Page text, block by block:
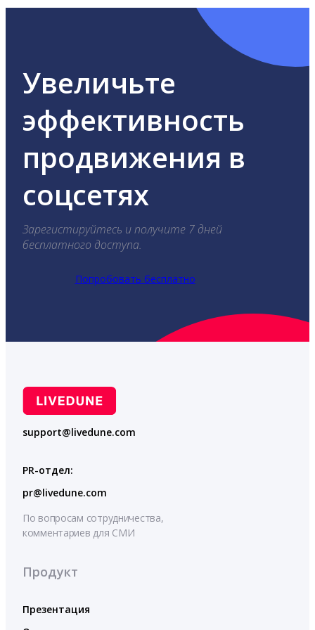
Увеличьте
эффективность
продвижения в
соцсетях
Зарегистируйтесь и получите 7 дней
бесплатного доступа.
Попробовать бесплатно
support@livedune.com
PR-отдел:
pr@livedune.com
По вопросам сотрудничества,
комментариев для СМИ
Продукт
Презентация